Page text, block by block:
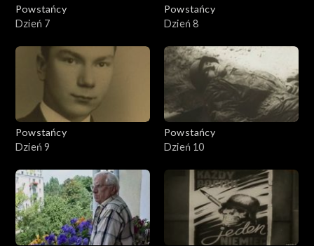
Powstańcy
Dzień 7
Powstańcy
Dzień 8
Powstańcy
Dzień 9
Powstańcy
Dzień 10